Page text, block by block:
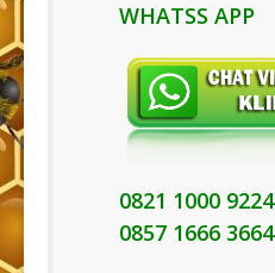
WHATSS APP
0821 1000 9224
0857 1666 3664